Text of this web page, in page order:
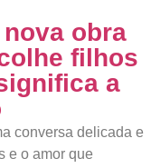
nova obra
filhos
a
conversa delicada e
e o amor que